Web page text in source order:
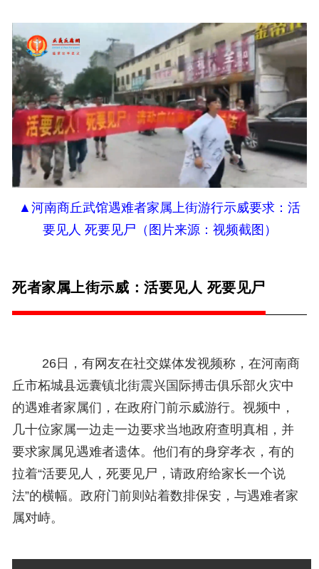
▲河南商丘武馆遇难者家属上街游行示威要求：活
要见人 死要见尸（图片来源：视频截图）
死者家属上街示威：活要见人 死要见尸
26日，有网友在社交媒体发视频称，在河南商
丘市柘城县远囊镇北街震兴国际搏击俱乐部火灾中
的遇难者家属们，在政府门前示威游行。视频中，
几十位家属一边走一边要求当地政府查明真相，并
要求家属见遇难者遗体。他们有的身穿孝衣，有的
拉着“活要见人，死要见尸，请政府给家长一个说
法”的横幅。政府门前则站着数排保安，与遇难者家
属对峙。